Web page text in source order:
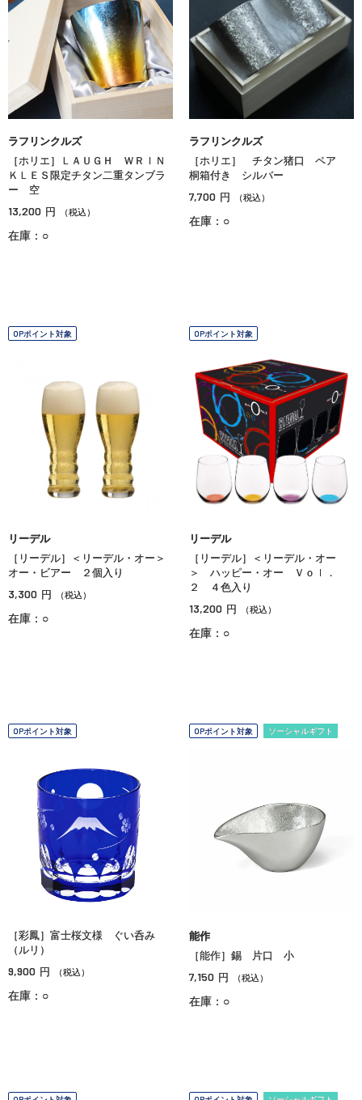
ラフリンクルズ
［ホリエ］ＬＡＵＧＨ ＷＲＩＮ
ＫＬＥＳ限定チタン二重タンブラ
ー 空
13,200 円 （税込）
在庫：○
ラフリンクルズ
［ホリエ］ チタン猪口 ペア
桐箱付き シルバー
7,700 円 （税込）
在庫：○
OPポイント対象
リーデル
［リーデル］＜リーデル・オー＞
オー・ビアー ２個入り
3,300 円 （税込）
在庫：○
OPポイント対象
リーデル
［リーデル］＜リーデル・オー
＞ ハッピー・オー Ｖｏｌ．
２ ４色入り
13,200 円 （税込）
在庫：○
OPポイント対象
［彩鳳］富士桜文様 ぐい呑み
（ルリ）
9,900 円 （税込）
在庫：○
OPポイント対象 ソーシャルギフト
能作
［能作］錫 片口 小
7,150 円 （税込）
在庫：○